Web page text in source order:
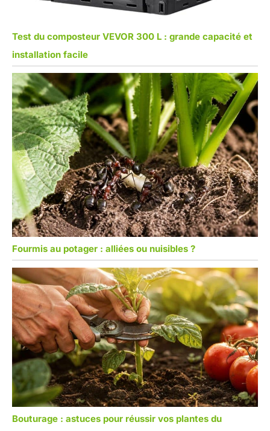
Test du composteur VEVOR 300 L : grande capacité et
installation facile
Fourmis au potager : alliées ou nuisibles ?
Bouturage : astuces pour réussir vos plantes du